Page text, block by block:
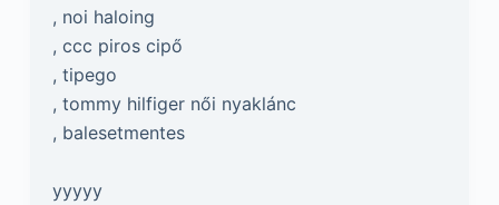
, noi haloing
, ccc piros cipő
, tipego
, tommy hilfiger női nyaklánc
, balesetmentes
yyyyy